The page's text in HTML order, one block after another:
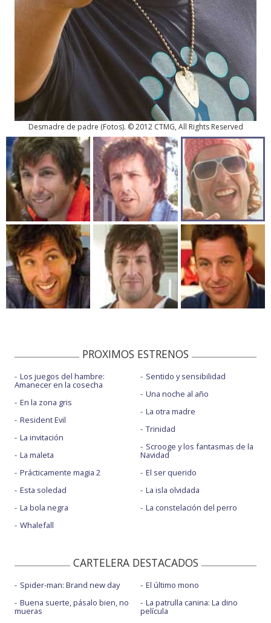
Desmadre de padre (Fotos). © 2012 CTMG, All Rights Reserved
PROXIMOS ESTRENOS
Los juegos del hambre:
Amanecer en la cosecha
En la zona gris
Resident Evil
La invitación
La maleta
Prácticamente magia 2
Esta soledad
La bola negra
Whalefall
Sentido y sensibilidad
Una noche al año
La otra madre
Trinidad
Scrooge y los fantasmas de la
Navidad
El ser querido
La isla olvidada
La constelación del perro
CARTELERA DESTACADOS
Spider-man: Brand new day
Buena suerte, pásalo bien, no
mueras
El último mono
La patrulla canina: La dino
película